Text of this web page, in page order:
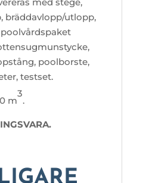
bräddavlopp/utlopp,
poolborste,
testset.
m
3
.